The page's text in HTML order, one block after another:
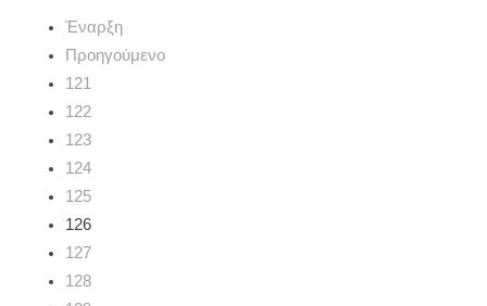
Έναρξη
Προηγούμενο
121
122
123
124
125
126
127
128